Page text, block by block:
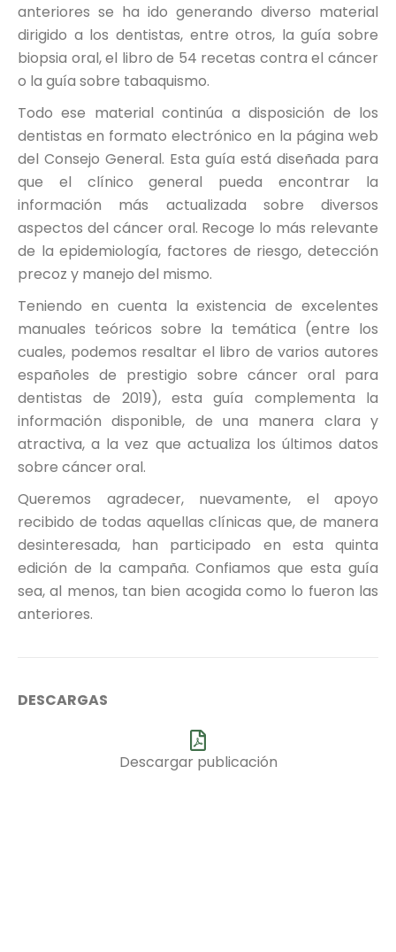
anteriores se ha ido generando diverso material
dirigido a los dentistas, entre otros, la guía sobre
biopsia oral, el libro de 54 recetas contra el cáncer
o la guía sobre tabaquismo.
Todo ese material continúa a disposición de los
dentistas en formato electrónico en la página web
del Consejo General. Esta guía está diseñada para
que el clínico general pueda encontrar la
información más actualizada sobre diversos
aspectos del cáncer oral. Recoge lo más relevante
de la epidemiología, factores de riesgo, detección
precoz y manejo del mismo.
Teniendo en cuenta la existencia de excelentes
manuales teóricos sobre la temática (entre los
cuales, podemos resaltar el libro de varios autores
españoles de prestigio sobre cáncer oral para
dentistas de 2019), esta guía complementa la
información disponible, de una manera clara y
atractiva, a la vez que actualiza los últimos datos
sobre cáncer oral.
Queremos agradecer, nuevamente, el apoyo
recibido de todas aquellas clínicas que, de manera
desinteresada, han participado en esta quinta
edición de la campaña. Confiamos que esta guía
sea, al menos, tan bien acogida como lo fueron las
anteriores.
DESCARGAS
Descargar publicación